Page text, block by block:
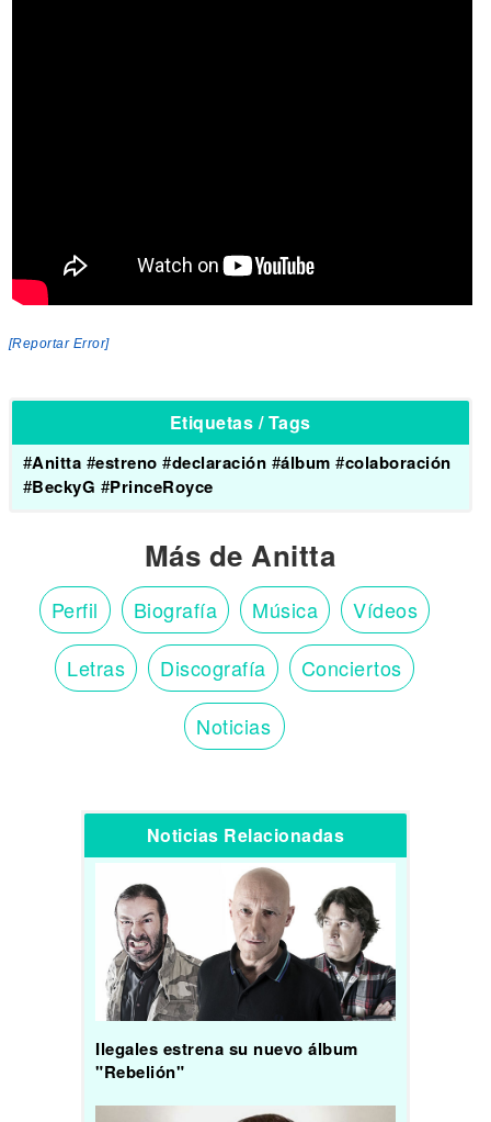
[Reportar Error]
Etiquetas / Tags
#Anitta #estreno #declaración #álbum #colaboración
#BeckyG #PrinceRoyce
Más de Anitta
Perfil Biografía Música Vídeos
Letras Discografía Conciertos
Noticias
Noticias Relacionadas
Ilegales estrena su nuevo álbum
"Rebelión"